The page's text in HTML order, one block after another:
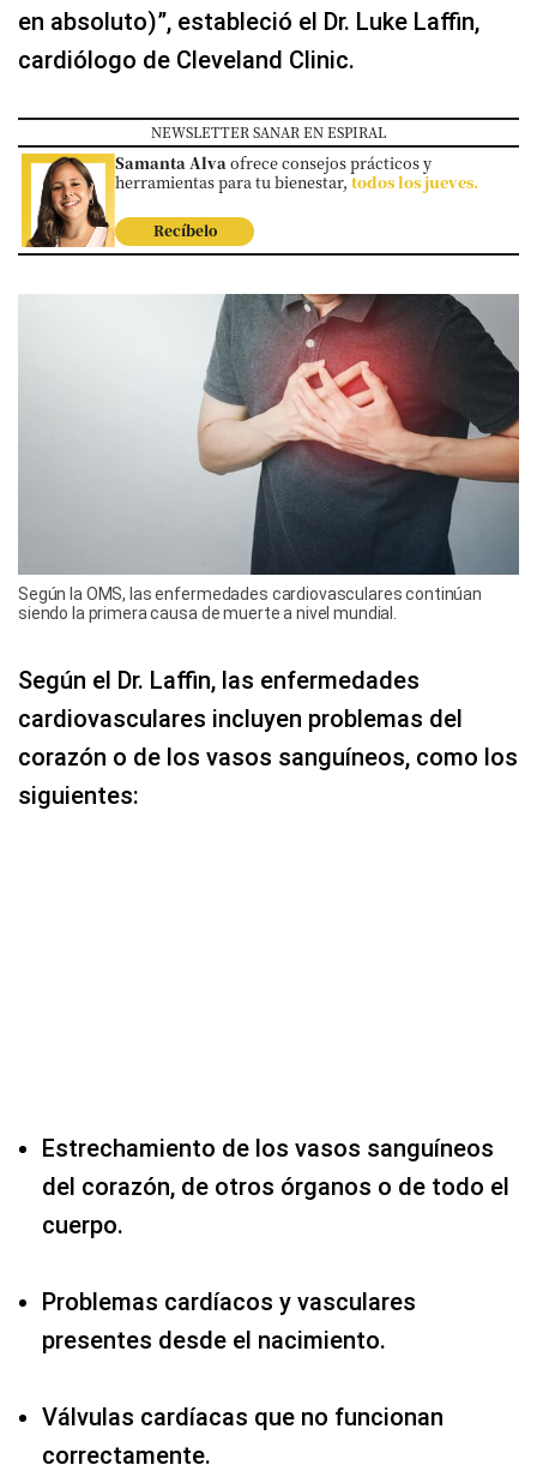
en absoluto)”, estableció el Dr. Luke Laffin,
cardiólogo de Cleveland Clinic.
NEWSLETTER SANAR EN ESPIRAL
Samanta Alvaofrece consejos prácticos y
herramientas para tu bienestar, todos los jueves.
Recíbelo
Según la OMS, las enfermedades cardiovasculares continúan
siendo la primera causa de muerte a nivel mundial.
Según el Dr. Laffin, las enfermedades
cardiovasculares incluyen problemas del
corazón o de los vasos sanguíneos, como los
siguientes:
Estrechamiento de los vasos sanguíneos
del corazón, de otros órganos o de todo el
cuerpo.
Problemas cardíacos y vasculares
presentes desde el nacimiento.
Válvulas cardíacas que no funcionan
correctamente.